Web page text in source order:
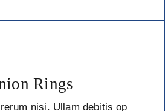
Rings
nisi. Ullam debitis op